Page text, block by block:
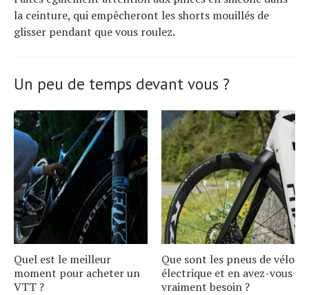
la ceinture, qui empêcheront les shorts mouillés de
glisser pendant que vous roulez.
Un peu de temps devant vous ?
Quel est le meilleur
moment pour acheter un
VTT ?
Que sont les pneus de vélo
électrique et en avez-vous
vraiment besoin ?